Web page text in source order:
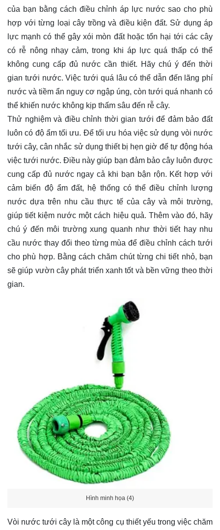
của bạn bằng cách điều chỉnh áp lực nước sao cho phù
hợp với từng loại cây trồng và điều kiện đất. Sử dụng áp
lực mạnh có thể gây xói mòn đất hoặc tổn hại tới các cây
có rễ nông nhạy cảm, trong khi áp lực quá thấp có thể
không cung cấp đủ nước cần thiết. Hãy chú ý đến thời
gian tưới nước. Việc tưới quá lâu có thể dẫn đến lãng phí
nước và tiềm ẩn nguy cơ ngập úng, còn tưới quá nhanh có
thể khiến nước không kịp thấm sâu đến rễ cây.
Thử nghiệm và điều chỉnh thời gian tưới để đảm bảo đất
luôn có độ ẩm tối ưu. Để tối ưu hóa việc sử dụng vòi nước
tưới cây, cân nhắc sử dụng thiết bị hẹn giờ để tự động hóa
việc tưới nước. Điều này giúp bạn đảm bảo cây luôn được
cung cấp đủ nước ngay cả khi bạn bận rộn. Kết hợp với
cảm biến độ ẩm đất, hệ thống có thể điều chỉnh lượng
nước dựa trên nhu cầu thực tế của cây và môi trường,
giúp tiết kiệm nước một cách hiệu quả. Thêm vào đó, hãy
chú ý đến môi trường xung quanh như thời tiết hay nhu
cầu nước thay đổi theo từng mùa để điều chỉnh cách tưới
cho phù hợp. Bằng cách chăm chút từng chi tiết nhỏ, bạn
sẽ giúp vườn cây phát triển xanh tốt và bền vững theo thời
gian.
Hình minh họa (4)
Vòi nước tưới cây là một công cụ thiết yếu trong việc chăm